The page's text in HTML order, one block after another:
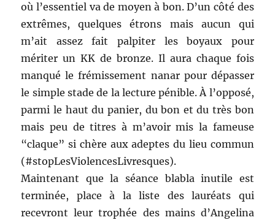
où l’essentiel va de moyen à bon. D’un côté des
extrêmes, quelques étrons mais aucun qui
m’ait assez fait palpiter les boyaux pour
mériter un KK de bronze. Il aura chaque fois
manqué le frémissement nanar pour dépasser
le simple stade de la lecture pénible. À l’opposé,
parmi le haut du panier, du bon et du très bon
mais peu de titres à m’avoir mis la fameuse
“claque” si chère aux adeptes du lieu commun
(#stopLesViolencesLivresques).
Maintenant que la séance blabla inutile est
terminée, place à la liste des lauréats qui
recevront leur trophée des mains d’Angelina